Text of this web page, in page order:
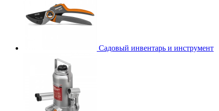
Садовый инвентарь и инструмент